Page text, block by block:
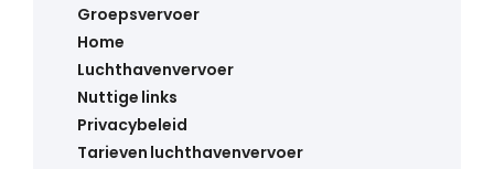
Groepsvervoer
Home
Luchthavenvervoer
Nuttige links
Privacybeleid
Tarieven luchthavenvervoer